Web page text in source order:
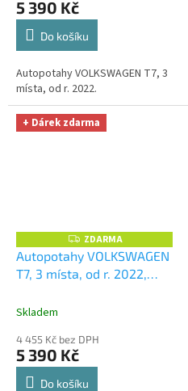
hodnotě 329,-Kč
5 390 Kč
Do košíku
Autopotahy VOLKSWAGEN T7, 3
místa, od r. 2022.
+ Dárek zdarma
Z
D
A
M
ZDARMA
Autopotahy VOLKSWAGEN
T7, 3 místa, od r. 2022,
červený
Microfiber zdarma v
hodnotě 329,-Kč
Skladem
4 455 Kč bez DPH
5 390 Kč
Do košíku